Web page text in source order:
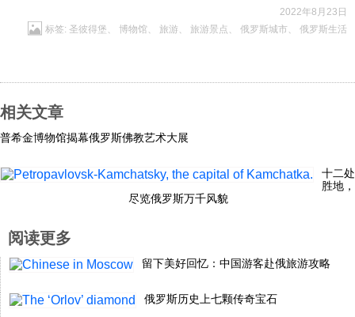
2022年8月23日
标签: 圣彼得堡 、 博物馆、 旅游 、 旅游景点 、 俄罗斯城市、 俄罗斯生活
相关文章
普希金博物馆揭幕俄罗斯佛教艺术大展
十二处
胜地，
尽览俄罗斯万千风貌
阅读更多
留下美好回忆：中国游客赴俄旅游攻略
俄罗斯历史上七颗传奇宝石